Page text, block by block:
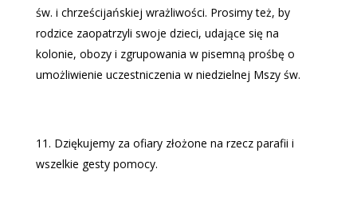
św. i chrześcijańskiej wrażliwości. Prosimy też, by
rodzice zaopatrzyli swoje dzieci, udające się na
kolonie, obozy i zgrupowania w pisemną prośbę o
umożliwienie uczestniczenia w niedzielnej Mszy św.
Dziękujemy za ofiary złożone na rzecz parafii i
wszelkie gesty pomocy.